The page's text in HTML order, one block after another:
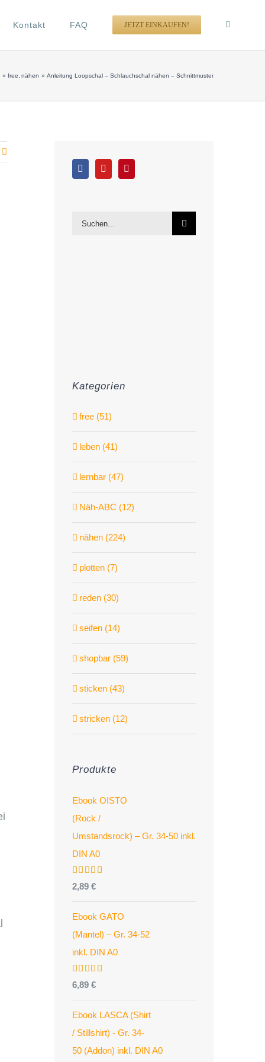
Kontakt FAQ JETZT EINKAUFEN!
free nähen Anleitung Loopschal – Schlauchschal nähen – Schnittmuster
Suche
Kategorien
free (51)
leben (41)
lernbar (47)
Näh-ABC (12)
nähen (224)
plotten (7)
reden (30)
seifen (14)
shopbar (59)
sticken (43)
stricken (12)
Produkte
Ebook OISTO
(Rock /
Umstandsrock) – Gr. 34-50 inkl.
DIN A0
Bewertet
mit4.96
von 5
2,89 €
Ebook GATO
(Mantel) – Gr. 34-52
inkl. DIN A0
Bewertet
mit5.00
von 5
6,89 €
Ebook LASCA (Shirt
/ Stillshirt) - Gr. 34-
50 (Addon) inkl. DIN A0